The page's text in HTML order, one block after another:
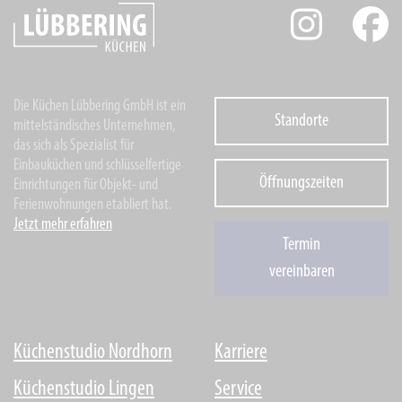
Die Küchen Lübbering GmbH ist ein
mittelständisches Unternehmen,
das sich als Spezialist für
Einbauküchen und schlüsselfertige
Einrichtungen für Objekt- und
Ferienwohnungen etabliert hat.
Jetzt mehr erfahren
Standorte
Öffnungszeiten
Termin
vereinbaren
Küchenstudio Nordhorn
Küchenstudio Lingen
Karriere
Service